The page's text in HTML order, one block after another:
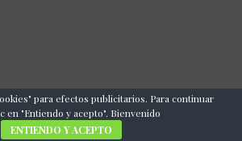
para efectos publicitarios. Para continuar
en "Entiendo y acepto". Bienvenido
ENTIENDO Y ACEPTO